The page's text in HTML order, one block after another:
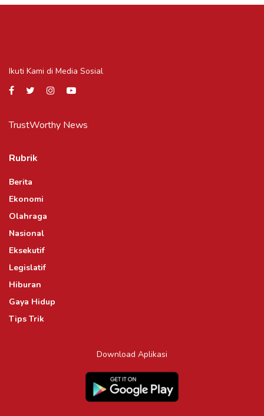
Ikuti Kami di Media Sosial
TrustWorthy News
Rubrik
Berita
Ekonomi
Olahraga
Nasional
Eksekutif
Legislatif
Hiburan
Gaya Hidup
Tips Trik
Download Aplikasi